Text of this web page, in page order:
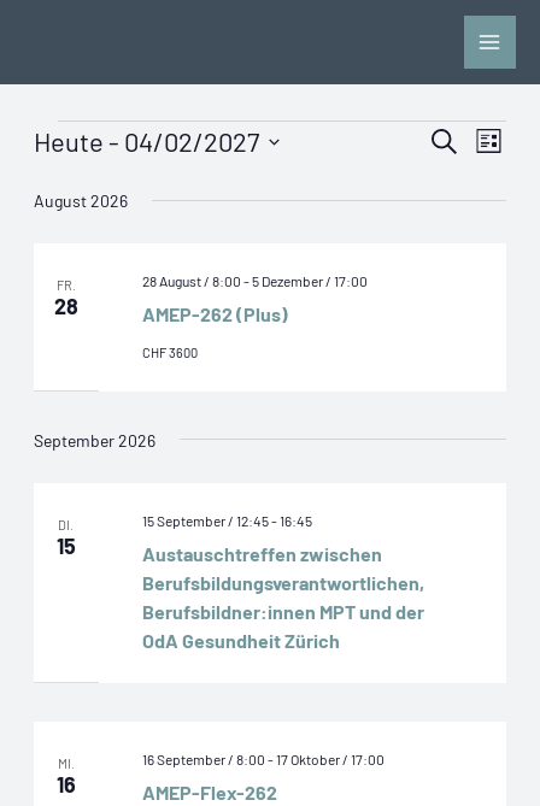
Veranstaltungen
Suche
Liste
Heute - 04/02/2027
wählen.
August 2026
FR.
28 AMEP-262 (Plus)
28 August / 8:00 -5 Dezember / 17:00
CHF 3600
September 2026
DI.
15
Austauschtreffen zwischen
Berufsbildungsverantwortlichen,
Berufsbildner:innen MPT und der
OdA Gesundheit Zürich
15 September / 12:45-16:45
MI.
16 AMEP-Flex-262
16 September / 8:00 -17 Oktober / 17:00